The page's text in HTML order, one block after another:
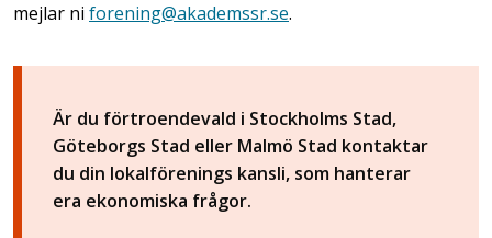
mejlar ni forening@akademssr.se.
Är du förtroendevald i Stockholms Stad,
Göteborgs Stad eller Malmö Stad kontaktar
du din lokalförenings kansli, som hanterar
era ekonomiska frågor.